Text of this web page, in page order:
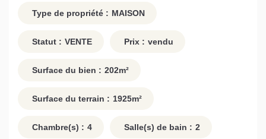
Type de propriété : MAISON
Statut : VENTE Prix : vendu
Surface du bien : 202m²
Surface du terrain : 1925m²
Chambre(s) : 4 Salle(s) de bain : 2